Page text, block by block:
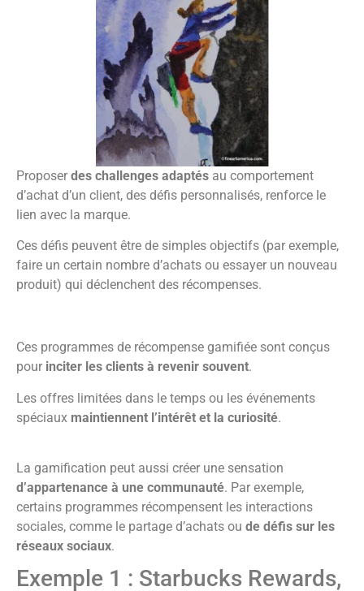
Proposer des challenges adaptés au comportement
d’achat d’un client, des défis personnalisés, renforce le
lien avec la marque.
Ces défis peuvent être de simples objectifs (par exemple,
faire un certain nombre d’achats ou essayer un nouveau
produit) qui déclenchent des récompenses.
Ces programmes de récompense gamifiée sont conçus
pour inciter les clients à revenir souvent.
Les offres limitées dans le temps ou les événements
spéciaux maintiennent l’intérêt et la curiosité.
La gamification peut aussi créer une sensation
d’appartenance à une communauté. Par exemple,
certains programmes récompensent les interactions
sociales, comme le partage d’achats ou de défis sur les
réseaux sociaux.
Exemple 1 : Starbucks Rewards,